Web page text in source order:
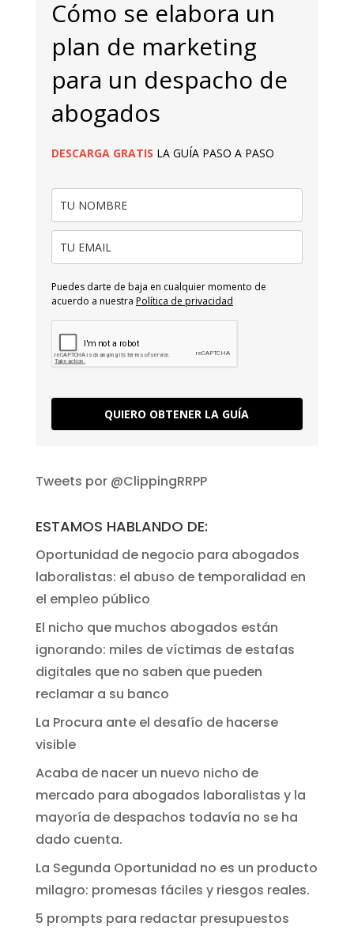
Cómo se elabora un
plan de marketing
para un despacho de
abogados
DESCARGA GRATIS LA GUÍA PASO A PASO
Puedes darte de baja en cualquier momento de
acuerdo a nuestra Política de privacidad
QUIERO OBTENER LA GUÍA
Tweets por @ClippingRRPP
ESTAMOS HABLANDO DE:
Oportunidad de negocio para abogados
laboralistas: el abuso de temporalidad en
el empleo público
El nicho que muchos abogados están
ignorando: miles de víctimas de estafas
digitales que no saben que pueden
reclamar a su banco
La Procura ante el desafío de hacerse
visible
Acaba de nacer un nuevo nicho de
mercado para abogados laboralistas y la
mayoría de despachos todavía no se ha
dado cuenta.
La Segunda Oportunidad no es un producto
milagro: promesas fáciles y riesgos reales.
5 prompts para redactar presupuestos